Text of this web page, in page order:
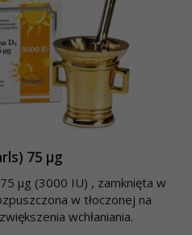
75 µg
µg (3000 IU) , zamknięta w
w tłoczonej na
wchłaniania.